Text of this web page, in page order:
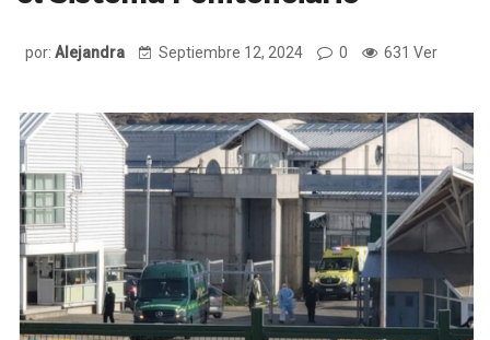
por: Alejandra Septiembre 12, 2024 0 631 Ver